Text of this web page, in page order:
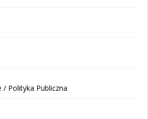
/ Polityka Publiczna